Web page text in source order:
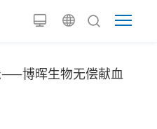
博晖生物无偿献血